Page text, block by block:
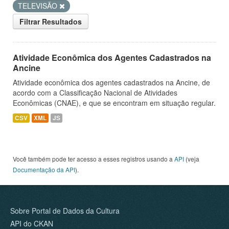
TELEVISÃO
Filtrar Resultados
Atividade Econômica dos Agentes Cadastrados na
Ancine
Atividade econômica dos agentes cadastrados na Ancine, de
acordo com a Classificação Nacional de Atividades
Econômicas (CNAE), e que se encontram em situação regular.
CSV XML JS
Você também pode ter acesso a esses registros usando a API (veja
Documentação da API).
Sobre Portal de Dados da Cultura
API do CKAN